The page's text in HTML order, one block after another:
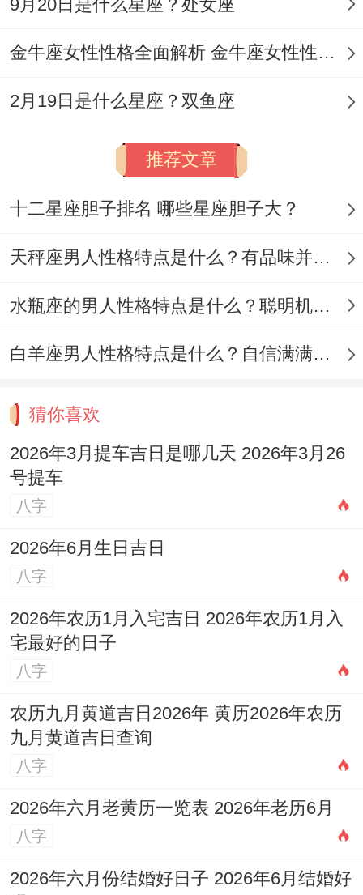
僧”。他们不声不响就能把倔脾气修炼到化
境,比方说那个坚持考研五年的摩羯姑娘~边
我有个朋友就遇到过，摩羯的倔不在脸上而
在骨子里 -他们能用十年时间默默爬职场阶
梯。也能为某个项目细节与团队死磕三个月.
有个做建筑设计的摩羯朋友 -为了还原客户
县城拍了两千多张照片;一句话交稿时甲方感
动得差点哭出来.
摩羯的倔还特别有战略眼光。
认识个创业的摩羯老板、当年每一个人都劝
他别搞冷门技术- 他偏要闷头研发五年。眼
下可好、行业风口一来 他家专利这就成了行
业标准.这种“耐得住寂寞”的倔、就像登山者
绑着安全绳攀岩- 看起来步步惊心、实则稳
份定力在浮躁的当下分外是难得...
但需特别指出的是跟摩羯打交道得做好心理
准备...有次团建、摩羯主管是。造成的有人
迟到五分钟,这就取消了整个部门的聚餐资
格。
他们这种“原则大于天”的倔;有时候真让人又
爱又恨！但话说回来、正是这种接近苛刻的
自我~让很多摩羯座成了各自领域的“定海神
9月20日是什么星座？处女座
金牛座女性性格全面解析 金牛座女性性格与脾气全揭秘
2月19日是什么星座？双鱼座
推荐文章
十二星座胆子排名 哪些星座胆子大？
天秤座男人性格特点是什么？有品味并注重美感
水瓶座的男人性格特点是什么？聪明机智理性冷静
白羊座男人性格特点是什么？自信满满但缺乏耐心
猜你喜欢
2026年3月提车吉日是哪几天 2026年3月26
号提车
八字
2026年6月生日吉日
八字
2026年农历1月入宅吉日 2026年农历1月入
宅最好的日子
八字
农历九月黄道吉日2026年 黄历2026年农历
九月黄道吉日查询
八字
2026年六月老黄历一览表 2026年老历6月
八字
2026年六月份结婚好日子 2026年6月结婚好